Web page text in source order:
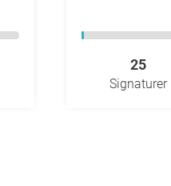
25
Signaturer